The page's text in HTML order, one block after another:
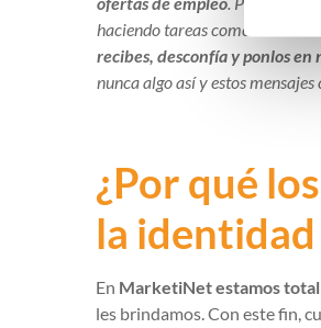
haciendo tareas como: dar a
recibes, desconfía y ponlos
nunca algo así y estos
¿Por qué
la
En MarketiNet estamos
les brindamos. Con este fin,